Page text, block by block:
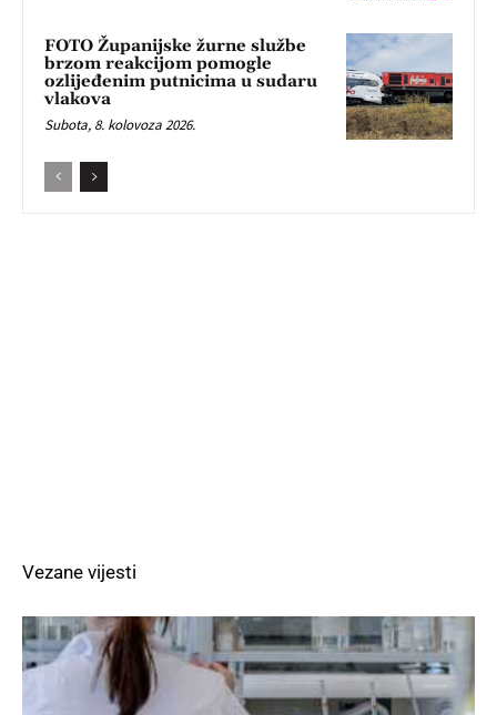
FOTO Županijske žurne službe
brzom reakcijom pomogle
ozlijeđenim putnicima u sudaru
vlakova
Subota, 8. kolovoza 2026.
Vezane vijesti